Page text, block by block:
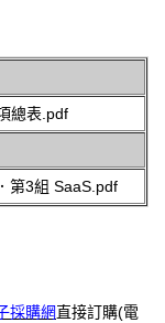
總表.pdf
．第3組 SaaS.pdf
採購網直接訂購(電